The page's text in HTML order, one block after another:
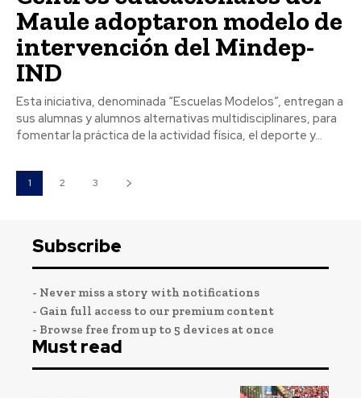
Maule adoptaron modelo de
intervención del Mindep-
IND
Esta iniciativa, denominada “Escuelas Modelos”, entregan a
sus alumnas y alumnos alternativas multidisciplinares, para
fomentar la práctica de la actividad física, el deporte y...
1 2 3
Subscribe
- Never miss a story with notifications
- Gain full access to our premium content
- Browse free from up to 5 devices at once
Must read